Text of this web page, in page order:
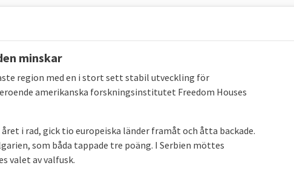
minskar
region med en i stort sett stabil utveckling för
amerikanska forskningsinstitutet Freedom Houses
i rad, gick tio europeiska länder framåt och åtta backade.
som båda tappade tre poäng. I Serbien möttes
valet av valfusk.